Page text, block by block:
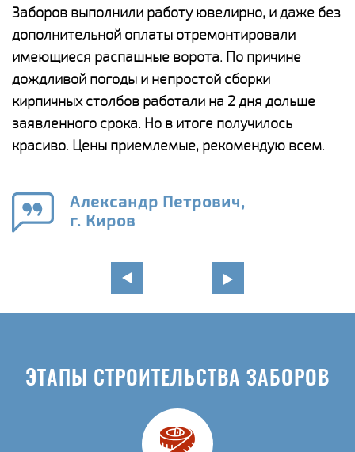
Заборов выполнили работу ювелирно, и даже без
дополнительной оплаты отремонтировали
имеющиеся распашные ворота. По причине
дождливой погоды и непростой сборки
кирпичных столбов работали на 2 дня дольше
заявленного срока. Но в итоге получилось
красиво. Цены приемлемые, рекомендую всем.
Александр Петрович,
г. Киров
ЭТАПЫ СТРОИТЕЛЬСТВА ЗАБОРОВ